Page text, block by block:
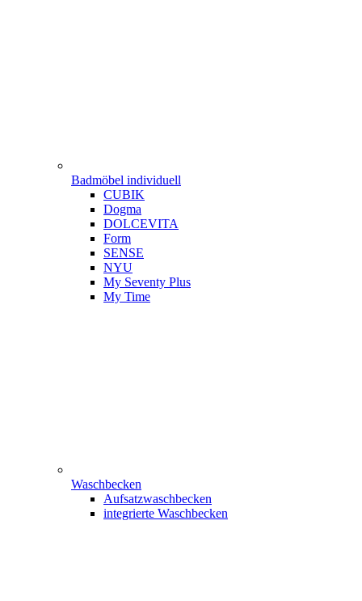
Badmöbel individuell
CUBIK
Dogma
DOLCEVITA
Form
SENSE
NYU
My Seventy Plus
My Time
Waschbecken
Aufsatzwaschbecken
integrierte Waschbecken